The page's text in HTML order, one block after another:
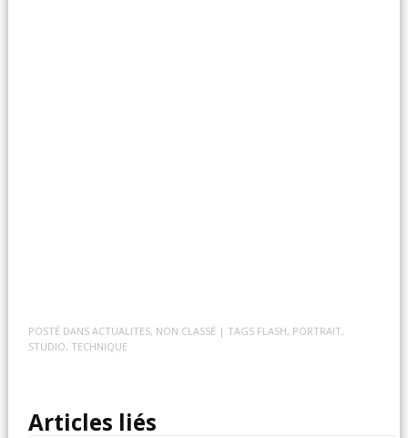
POSTÉ DANSACTUALITES, NON CLASSÉ | TAGS FLASH, PORTRAIT,
STUDIO, TECHNIQUE
Articles liés